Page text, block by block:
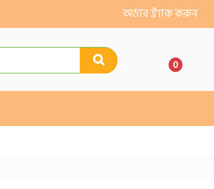
অর্ডার ট্র্যাক করুন
0